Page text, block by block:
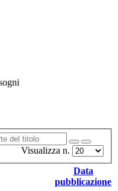
Visualizza n.
Data
pubblicazione